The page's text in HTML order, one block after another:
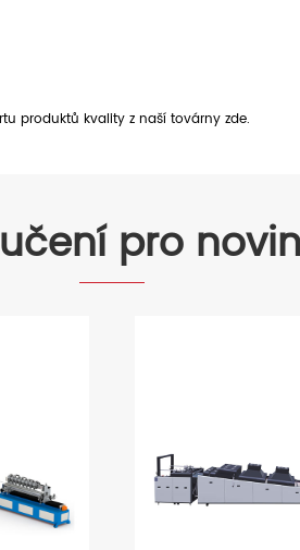
produktů kvality z naší továrny zde.
pro